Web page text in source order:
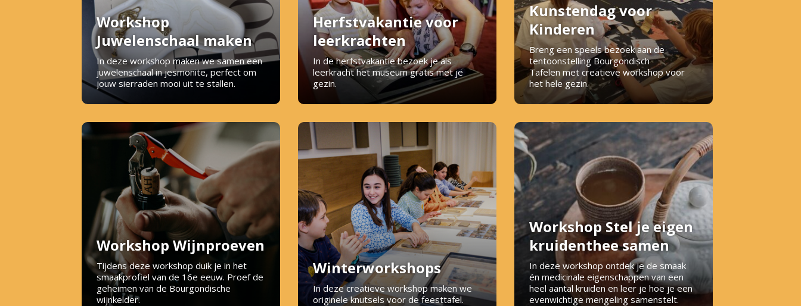
Workshop
Juwelenschaal maken
In deze workshop maken we samen een
juwelenschaal in jesmonite, perfect om
jouw sierraden mooi uit te stallen.
Herfstvakantie voor
leerkrachten
In de herfstvakantie bezoek je als
leerkracht het museum gratis met je
gezin.
Kunstendag voor
Kinderen
Breng een speels bezoek aan de
tentoonstelling Bourgondisch
Tafelen met creatieve workshop voor
het hele gezin.
Workshop Wijnproeven
Tijdens deze workshop duik je in het
smaakprofiel van de 16e eeuw. Proef de
geheimen van de Bourgondische
wijnkelder.
Winterworkshops
In deze creatieve workshop maken we
originele knutsels voor de feesttafel.
Workshop Stel je eigen
kruidenthee samen
In deze workshop ontdek je de smaak
én medicinale eigenschappen van een
heel aantal kruiden en leer je hoe je een
evenwichtige mengeling samenstelt.